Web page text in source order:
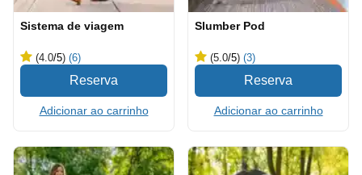
Sistema de viagem
(4.0/5) (6)
Adicionar ao carrinho
Slumber Pod
(5.0/5) (3)
Adicionar ao carrinho